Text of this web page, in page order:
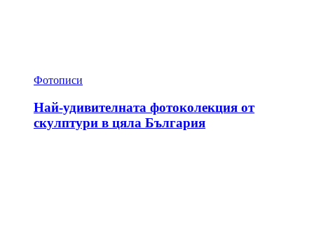
Фотописи
Най-удивителната фотоколекция от
скулптури в цяла България